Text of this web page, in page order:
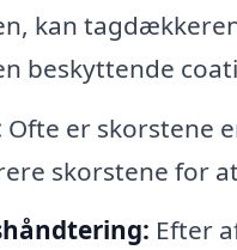
kan
beskyttende
Ofte er skorstene
skorstene for
Efter